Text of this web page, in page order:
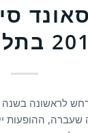
אביב
לראשונה בשנה